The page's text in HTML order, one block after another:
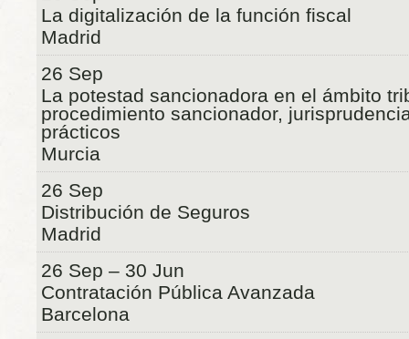
La digitalización de la función fiscal
Madrid
26 Sep
La potestad sancionadora en el ámbito
procedimiento sancionador,
prácticos
Murcia
26 Sep
Distribución de Seguros
Madrid
26 Sep – 30 Jun
Contratación Pública Avanzada
Barcelona